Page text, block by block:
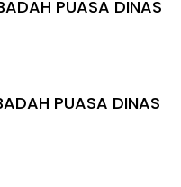
PUASA DINAS
PUASA DINAS